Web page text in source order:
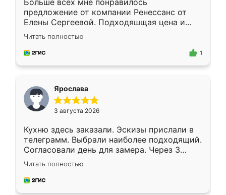
Больше всех мне понравилось
предложение от компании Ренессанс от
Елены Сергеевой. Подходяшщая цена и
короткие сроки изготовления. Приехавший
для замера сотрудник Владислав
предложил по моему эскизу самый
Читать полностью
1
Ярослава
3 августа 2026
Кухню здесь заказали. Эскизы прислали в
телеграмм. Выбрали наиболее подходящий.
Согласовали день для замера. Через 3
недели кухня была уже готова. Остались
довольны работой. Спасибо Ренессанс
мебель за качественную работу!
Читать полностью